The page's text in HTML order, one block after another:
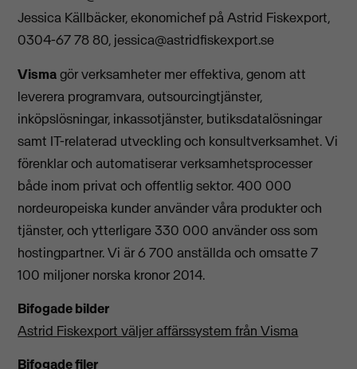
Jessica Källbäcker, ekonomichef på Astrid Fiskexport,
0304-67 78 80, jessica@astridfiskexport.se
Vismagör verksamheter mer effektiva, genom att
leverera programvara, outsourcingtjänster,
inköpslösningar, inkassotjänster, butiksdatalösningar
samt IT-relaterad utveckling och konsultverksamhet. Vi
förenklar och automatiserar verksamhetsprocesser
både inom privat och offentlig sektor. 400 000
nordeuropeiska kunder använder våra produkter och
tjänster, och ytterligare 330 000 använder oss som
hostingpartner. Vi är 6 700 anställda och omsatte 7
100 miljoner norska kronor 2014.
Bifogade bilder
Astrid Fiskexport väljer affärssystem från Visma
Bifogade filer